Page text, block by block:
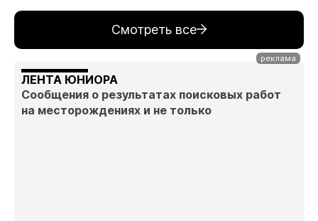
Смотреть все
ЛЕНТА ЮНИОРА
Сообщения о результатах поисковых работ
на месторождениях и не только